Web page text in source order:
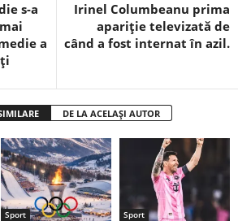
s-a
a
Irinel Columbeanu prima
apariție televizată de
când a fost internat în azil.
DE LA ACELAȘI AUTOR
Sport Sport